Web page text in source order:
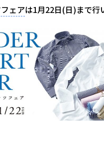
ェアは1月22日(日)まで行